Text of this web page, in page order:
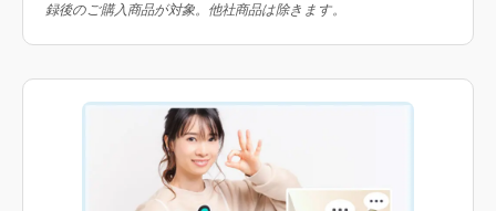
録後のご購入商品が対象。他社商品は除きます。